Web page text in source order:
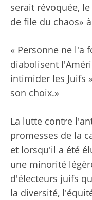
serait révoquée,
de file du chaos»
« Personne ne l'a
diabolisent
intimider les Juifs
son choix.»
La lutte contre
promesses de la
et lorsqu'il a été
une minorité
d'électeurs juifs
la diversité,